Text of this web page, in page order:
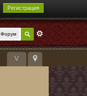
Регистрация
Форум
V